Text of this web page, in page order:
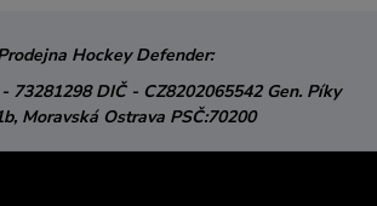
Hockey Defender:
73281298DIČ - CZ8202065542 Gen. Píky
Moravská Ostrava PSČ:70200